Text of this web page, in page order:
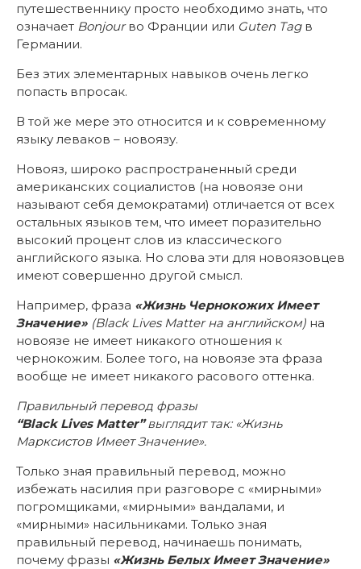
путешественнику просто необходимо знать, что
означает Bonjourво Франции или Guten Tagв
Германии.
Без этих элементарных навыков очень легко
попасть впросак.
В той же мере это относится и к современному
языку леваков – новоязу.
Новояз, широко распространенный среди
американских социалистов (на новоязе они
называют себя демократами) отличается от всех
остальных языков тем, что имеет поразительно
высокий процент слов из классического
английского языка. Но слова эти для новоязовцев
имеют совершенно другой смысл.
Например, фраза «Жизнь Чернокожих Имеет
Значение» (Black Lives Matter на английском) на
новоязе не имеет никакого отношения к
чернокожим. Более того, на новоязе эта фраза
вообще не имеет никакого расового оттенка.
Правильный перевод фразы
“BlackLives Matter” выглядит так: «Жизнь
Марксистов Имеет Значение».
Только зная правильный перевод, можно
избежать насилия при разговоре с «мирными»
погромщиками, «мирными» вандалами, и
«мирными» насильниками. Только зная
правильный перевод, начинаешь понимать,
почему фразы «Жизнь Белых Имеет Значение»